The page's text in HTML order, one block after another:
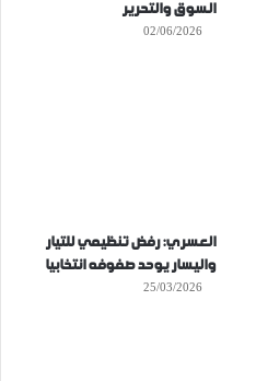
السوق والتحرير
02/06/2026
العسري: رفض تنظيمي للتيار
واليسار يوحد صفوفه انتخابيا
25/03/2026